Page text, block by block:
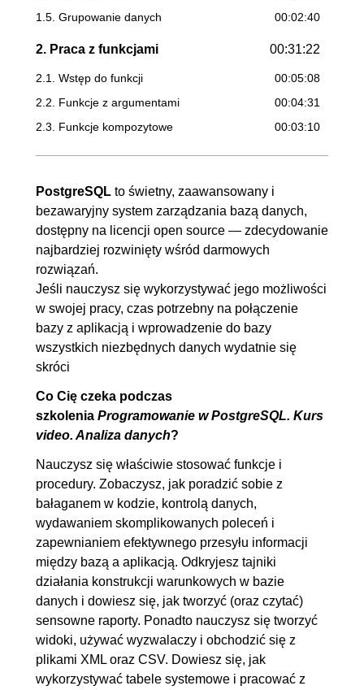
1.5. Grupowanie danych
00:02:40
2. Praca z funkcjami 00:31:22
2.1. Wstęp do funkcji
00:05:08
2.2. Funkcje z argumentami
00:04:31
2.3. Funkcje kompozytowe
00:03:10
argumentami
2.6. Zwrot zestawu danych
00:05:01
2.7. Zwrot tabeli
2.8. Przeciążenie funkcji
3. Tworzenie zestawu poleceń 00:40:26
3.1. Wstęp do procedur
3.2. Zagnieżdżanie procedur
00:04:30
3.4. Zmienne constant
3.5. Wiadomości - RAISE
3.6. Deklarowanie procedur
00:06:54
3.7. Konstrukcja warunkowa IF
3.8. CASE
3.9. Pętle
00:06:43
4. Korzystanie z widoków 00:28:26
4.1. Instalacja bazy
00:02:56
4.2. Tworzenie widoków
00:05:00
4.3. Zmiany na widokach
4.4. Update przez widok
00:05:42
PostgreSQL to świetny, zaawansowany i
bezawaryjny system zarządzania bazą danych,
dostępny na licencji open source — zdecydowanie
najbardziej rozwinięty wśród darmowych
rozwiązań.
Jeśli nauczysz się wykorzystywać jego możliwości
w swojej pracy, czas potrzebny na połączenie
bazy z aplikacją i wprowadzenie do bazy
wszystkich niezbędnych danych wydatnie się
skróci
Co Cię czeka podczas
szkolenia Programowanie w PostgreSQL. Kurs
video. Analiza danych?
Nauczysz się właściwie stosować funkcje i
procedury. Zobaczysz, jak poradzić sobie z
bałaganem w kodzie, kontrolą danych,
wydawaniem skomplikowanych poleceń i
zapewnianiem efektywnego przesyłu informacji
między bazą a aplikacją. Odkryjesz tajniki
działania konstrukcji warunkowych w bazie
danych i dowiesz się, jak tworzyć (oraz czytać)
sensowne raporty. Ponadto nauczysz się tworzyć
widoki, używać wyzwalaczy i obchodzić się z
plikami XML oraz CSV. Dowiesz się, jak
wykorzystywać tabele systemowe i pracować z